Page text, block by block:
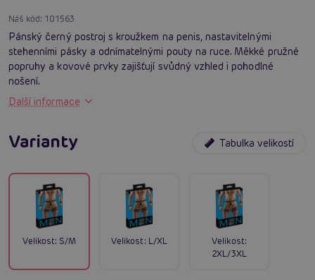
Náš kód: 101563
Pánský černý postroj s kroužkem na penis, nastavitelnými
stehenními pásky a odnímatelnými pouty na ruce. Měkké pružné
popruhy a kovové prvky zajišťují svůdný vzhled i pohodlné
nošení.
Další informace
Varianty Tabulka velikostí
Velikost: S/M Velikost: L/XL
Velikost:
2XL/3XL